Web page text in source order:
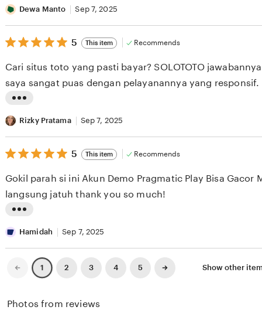
e
v
i
w
b
N
u
r
a
y
S
a
i
s
t
n
g
e
v
i
w
b
D
e
Dewa Manto Sep 7, 2025
5
out
5
stars
5 This item Recommends
i
s
t
n
g
e
v
Cari situs toto yang pasti bayar? SOLOTOTO
saya sangat puas dengan pelayanannya yang responsif.
Rizky Pratama Sep 7, 2025
5
out
5
stars
5 This item Recommends
i
s
Gokil parah si ini Akun Demo Pragmatic Play Bisa Gacor
langsung jatuh thank you so much!
Hamidah Sep 7, 2025
Previous
page
1 2 3 4 5
Next
page
Show other
Photos from reviews